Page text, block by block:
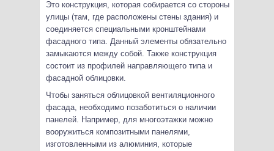
Это конструкция, которая собирается со стороны
улицы (там, где расположены стены здания) и
соединяется специальными кронштейнами
фасадного типа. Данный элементы обязательно
замыкаются между собой. Также конструкция
состоит из профилей направляющего типа и
фасадной облицовки.
Чтобы заняться облицовкой вентиляционного
фасада, необходимо позаботиться о наличии
панелей. Например, для многоэтажки можно
вооружиться композитными панелями,
изготовленными из алюминия, которые